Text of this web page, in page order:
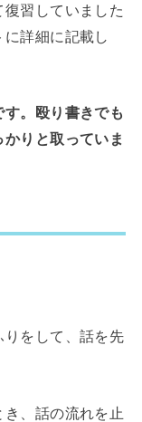
習していました
詳細に記載し
。殴り書きでも
りと取っていま
をして、話を先
、話の流れを止